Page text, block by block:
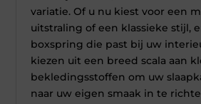
variatie. Of u nu kiest voor een
uitstraling of een klassieke stijl,
boxspring die past bij uw
kiezen uit een breed scala aan
bekledingsstoffen om uw
naar uw eigen smaak in te